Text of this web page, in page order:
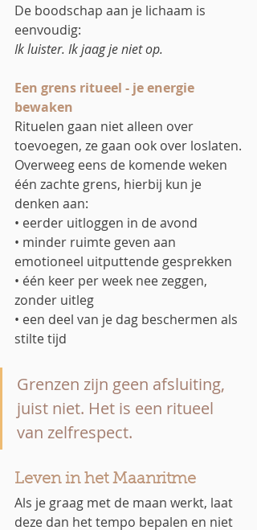
De boodschap aan je lichaam is
eenvoudig:
Ik luister. Ik jaag je niet op.
Een grens ritueel - je energie
bewaken
Rituelen gaan niet alleen over
toevoegen, ze gaan ook over loslaten.
Overweeg eens de komende weken
één zachte grens, hierbij kun je
denken aan:
• eerder uitloggen in de avond
• minder ruimte geven aan
emotioneel uitputtende gesprekken
• één keer per week nee zeggen,
zonder uitleg
• een deel van je dag beschermen als
stilte tijd
Grenzen zijn geen afsluiting,
juist niet. Het is een ritueel
van zelfrespect.
Leven in het Maanritme
Als je graag met de maan werkt, laat
deze dan het tempo bepalen en niet